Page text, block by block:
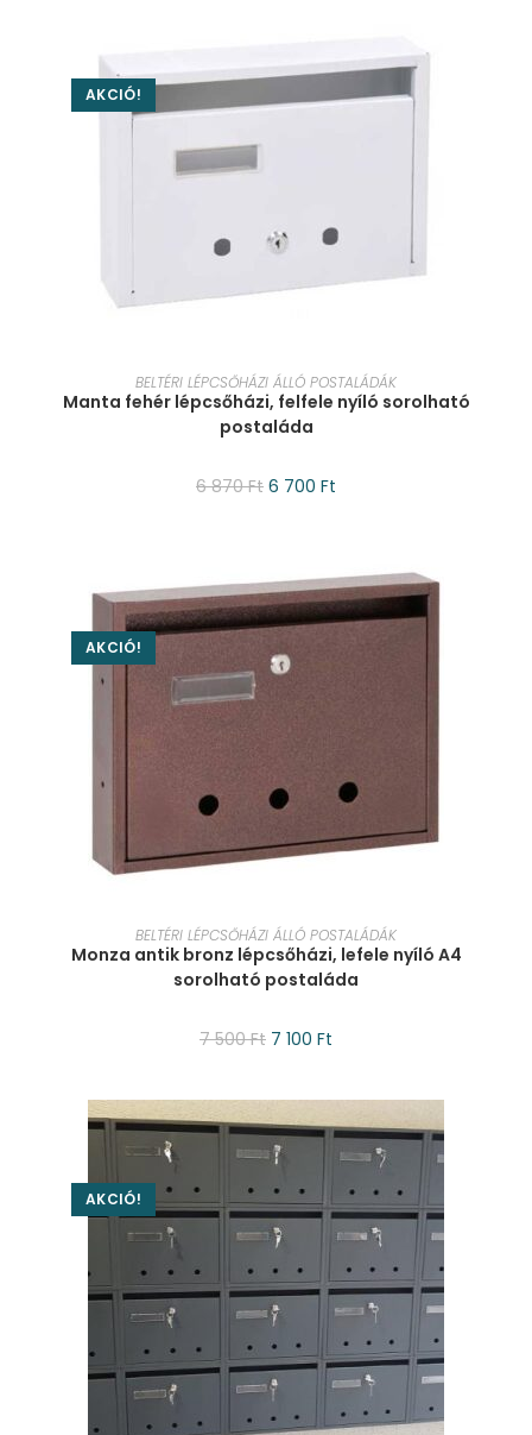
AKCIÓ!
KOSÁRBA TESZEM
BELTÉRI LÉPCSŐHÁZI ÁLLÓ POSTALÁDÁK
Manta fehér lépcsőházi, felfele nyíló sorolható
postaláda
6 870Ft 6 700 Ft
AKCIÓ!
KOSÁRBA TESZEM
BELTÉRI LÉPCSŐHÁZI ÁLLÓ POSTALÁDÁK
Monza antik bronz lépcsőházi, lefele nyíló A4
sorolható postaláda
7 500Ft 7 100 Ft
AKCIÓ!